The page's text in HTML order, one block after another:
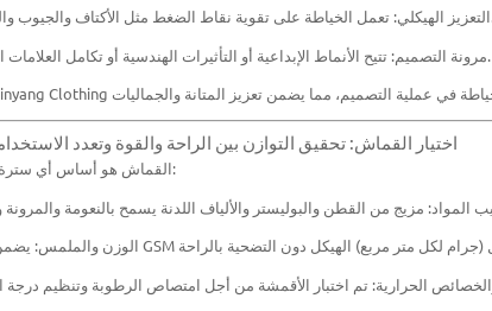
مرونة التصميم: تتيح الأنماط الإبداعية أو التأثيرات الهندسية أو تكامل العلامات التجارية.
2. اختيار القماش: تحقيق التوازن بين الراحة والقوة وتعدد
القماش هو أساس أي سترة فاخرة: